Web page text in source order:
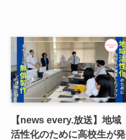
【news every.放送】地域
活性化のために高校生が発